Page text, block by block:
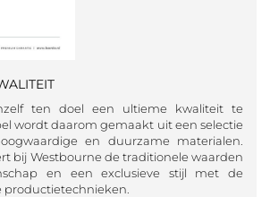
ten doel een ultieme kwaliteit te
wordt daarom gemaakt uit een selectie
en duurzame materialen.
bij Westbourne de traditionele waarden
en een exclusieve stijl met de
productietechnieken.